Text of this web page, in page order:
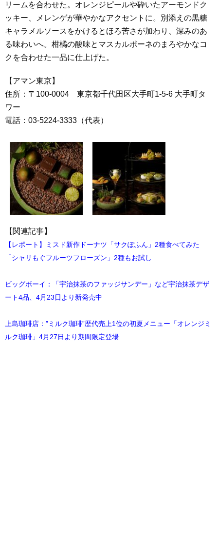
リームを合わせた。オレンジピールや砕いたアーモンドク
ッキー、メレンゲが華やかなアクセントに。別添えの黒糖
キャラメルソースをかけるとほろ苦さが加わり、深みのあ
る味わいへ。柑橘の酸味とマスカルポーネのまろやかなコ
クを合わせた一品に仕上げた。
【アマン東京】
住所：〒100-0004 東京都千代田区大手町1-5-6 大手町タ
ワー
電話：03-5224-3333（代表）
【関連記事】
【レポート】ミスド新作ドーナツ「サクぽふん」2種食べてみた
「シャリもぐフルーツフローズン」2種もお試し
ビッグボーイ：「宇治抹茶のファッジサンデー」など宇治抹茶デザ
ート4品、4月23日より新発売中
上島珈琲店：”ミルク珈琲”歴代売上1位の初夏メニュー「オレンジミ
ルク珈琲」4月27日より期間限定登場